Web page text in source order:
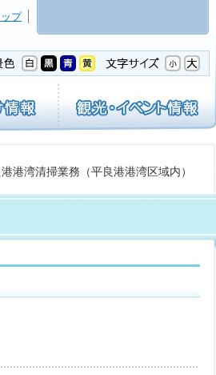
プ
港湾清掃業務（平良港港湾区域内）